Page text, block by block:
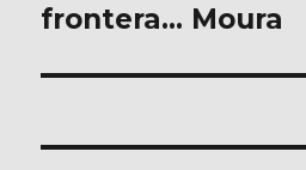
entradas
frontera… Moura